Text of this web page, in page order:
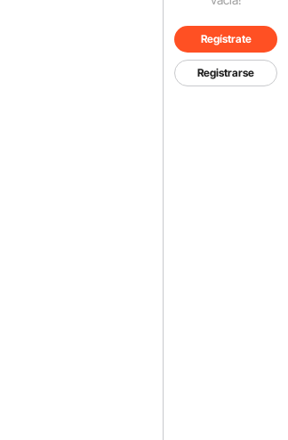
Regístrate
Registrarse